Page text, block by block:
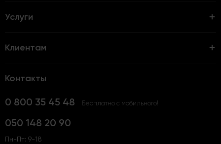
Услуги
Клиентам
Контакты
0 800 35 45 48 Бесплатно с мобильного!
050 148 20 90
Пн-Пт: 9-18